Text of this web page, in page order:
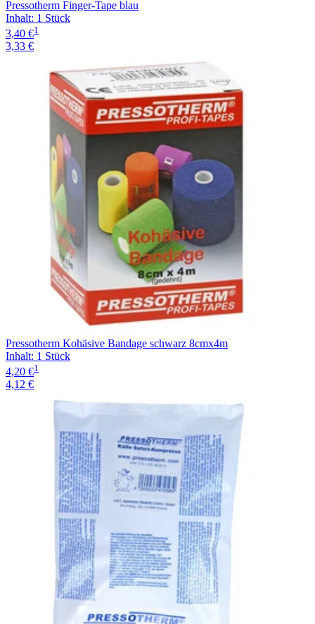
Pressotherm Finger-Tape blau
Inhalt: 1 Stück
3,40 €1
3,33 €
Pressotherm Kohäsive Bandage schwarz 8cmx4m
Inhalt: 1 Stück
4,20 €1
4,12 €